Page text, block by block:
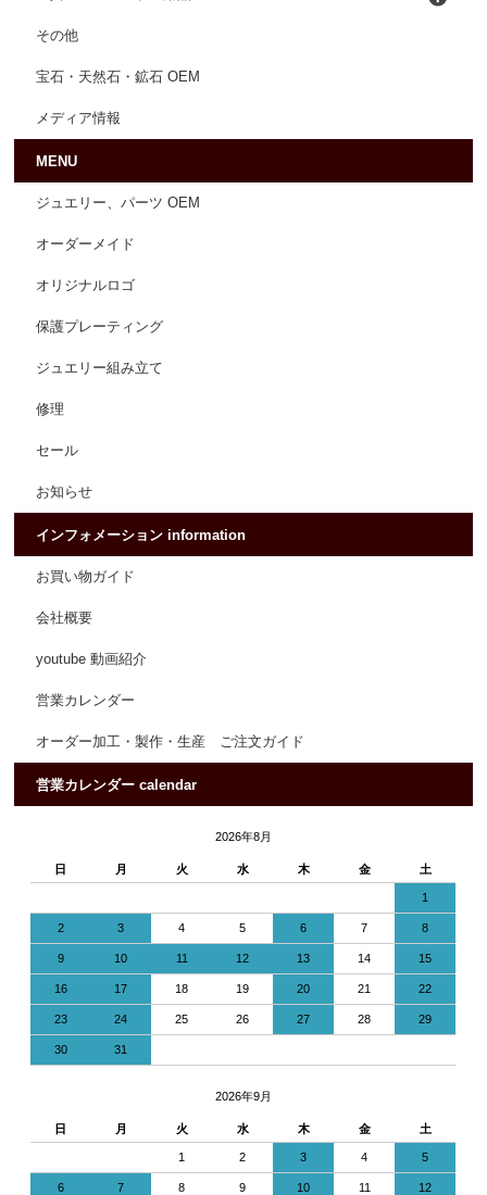
その他
宝石・天然石・鉱石 OEM
メディア情報
MENU
ジュエリー、パーツ OEM
オーダーメイド
オリジナルロゴ
保護プレーティング
ジュエリー組み立て
修理
セール
お知らせ
インフォメーション information
お買い物ガイド
会社概要
youtube 動画紹介
営業カレンダー
オーダー加工・製作・生産 ご注文ガイド
営業カレンダー calendar
2026年8月
日 月 火 水 木 金 土
1
2 3 4 5 6 7 8
9 10 11 12 13 14 15
16 17 18 19 20 21 22
23 24 25 26 27 28 29
30 31
2026年9月
日 月 火 水 木 金 土
1 2 3 4 5
6 7 8 9 10 11 12